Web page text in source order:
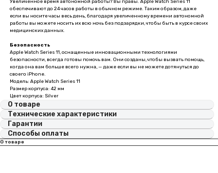
Увеличенное время автономной работы? Вы правы. Apple Watch Series 11
обеспечивают до 24 часов работы в обычном режиме. Таким образом, даже
если вы носите часы весь день, благодаря увеличенному времени автономной
работы вы можете носить их всю ночь без подзарядки, чтобы быть в курсе своих
медицинских данных.
Безопасность
Apple Watch Series 11, оснащенные инновационными технологиями
безопасности, всегда готовы помочь вам. Они созданы, чтобы вызвать помощь,
когда она вам больше всего нужна, — даже если вы не можете дотянуться до
своего iPhone.
Модель: Apple Watch Series 11
Размер корпуса: 42 мм
Цвет корпуса: Silver
О товаре
Технические характеристики
Гарантии
Способы оплаты
О товаре